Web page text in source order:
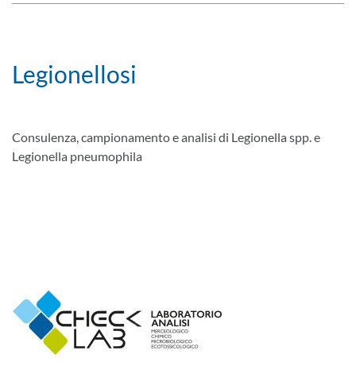
Legionellosi
Consulenza, campionamento e analisi di Legionella spp. e
Legionella pneumophila